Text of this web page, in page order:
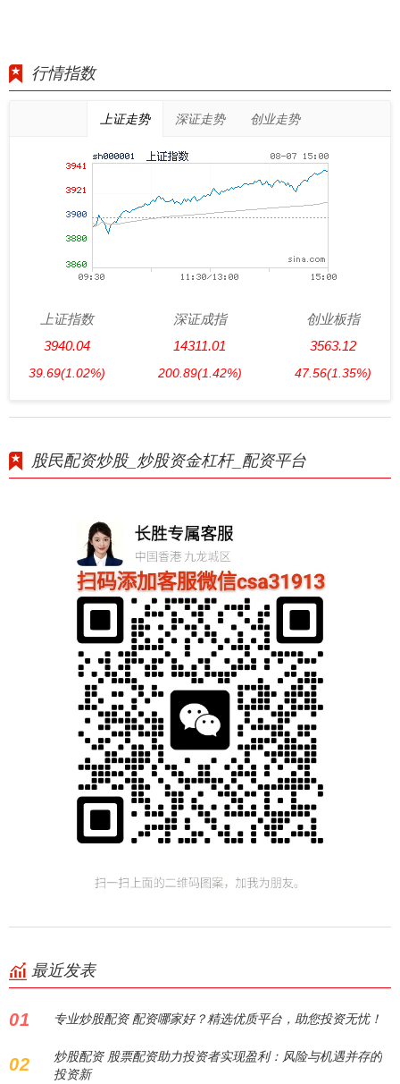
行情指数
上证走势 深证走势 创业走势
上证指数
3940.04
39.69(1.02%)
深证成指
14311.01
200.89(1.42%)
创业板指
3563.12
47.56(1.35%)
股民配资炒股_炒股资金杠杆_配资平台
最近发表
01 专业炒股配资 配资哪家好？精选优质平台，助您投资无忧！
02
炒股配资 股票配资助力投资者实现盈利：风险与机遇并存的
投资新